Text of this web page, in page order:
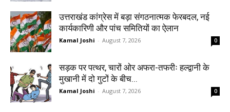
उत्तराखंड कांग्रेस में बड़ा संगठनात्मक फेरबदल, नई
कार्यकारिणी और पांच समितियों का ऐलान
Kamal Joshi - August 7, 2026 0
सड़क पर पत्थर, चारों ओर अफरा-तफरीः हल्द्वानी के
मुखानी में दो गुटों के बीच...
Kamal Joshi - August 7, 2026 0